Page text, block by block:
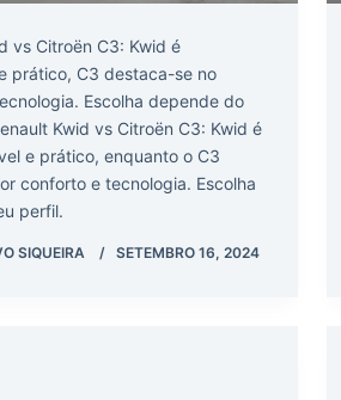
vs Citroën C3: Kwid é
prático, C3 destaca-se no
Escolha depende do
Kwid vs Citroën C3: Kwid é
e prático, enquanto o C3
conforto e tecnologia. Escolha
perfil.
SIQUEIRA SETEMBRO 16, 2024